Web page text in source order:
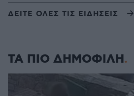
ΔΕΙΤΕ ΟΛΕΣ ΤΙΣ ΕΙΔΗΣΕΙΣ
ΤΑ ΠΙΟ ΔΗΜΟΦΙΛΗ